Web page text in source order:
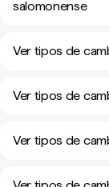
salomonense
Ver tipos de
Ver tipos de
Ver tipos de